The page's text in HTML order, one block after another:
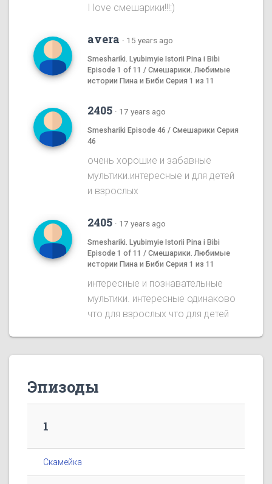
I love смешаpики!!!:)
avera · 15 years ago
Smeshariki. Lyubimyie Istorii Pina i Bibi
Episode 1 of 11 / Смешарики. Любимые
истории Пина и Биби Серия 1 из 11
2405 · 17 years ago
Smeshariki Episode 46 / Смешарики Серия
46
очень хорошие и забавные
мультики.интересные и для детей
и взрослых
2405 · 17 years ago
Smeshariki. Lyubimyie Istorii Pina i Bibi
Episode 1 of 11 / Смешарики. Любимые
истории Пина и Биби Серия 1 из 11
интересные и познавательные
мультики. интересные одинаково
что для взрослых что для детей
Эпизоды
1
Скамейка